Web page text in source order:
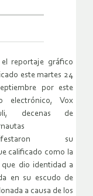
el reportaje gráfico
este martes 24
por este
electrónico, Vox
decenas de
su
calificado como la
dio identidad a
en su escudo de
a causa de los